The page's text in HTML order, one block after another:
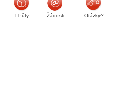
Lhůty Žádosti Otázky?